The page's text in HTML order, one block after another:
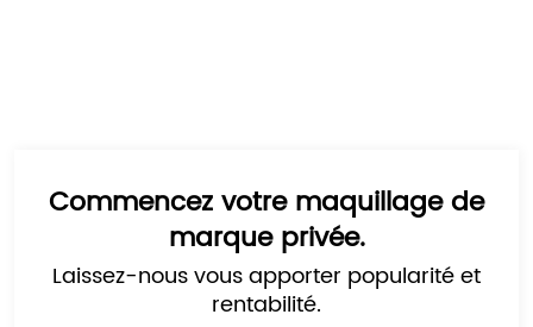
Commencez votre maquillage de
marque privée.
Laissez-nous vous apporter popularité et
rentabilité.